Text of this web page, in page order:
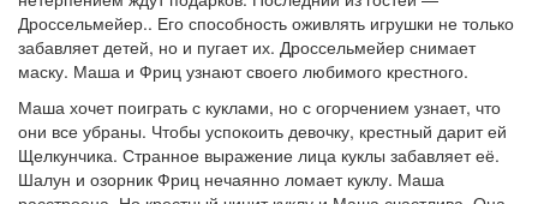
Дроссельмейер.. Его способность оживлять игрушки не только
забавляет детей, но и пугает их. Дроссельмейер снимает
маску. Маша и Фриц узнают своего любимого крестного.
Маша хочет поиграть с куклами, но с огорчением узнает, что
они все убраны. Чтобы успокоить девочку, крестный дарит ей
Щелкунчика. Странное выражение лица куклы забавляет её.
Шалун и озорник Фриц нечаянно ломает куклу. Маша